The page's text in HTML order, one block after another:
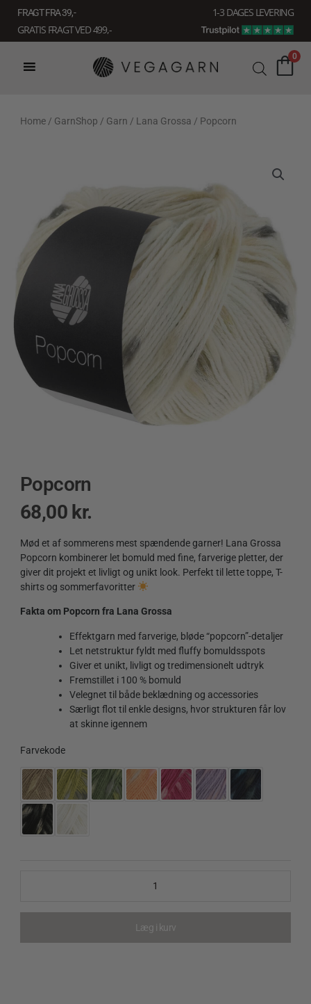
indholdet
FRAGT FRA 39, -
1-3 DAGES LEVERING
GRATIS FRAGT VED 499,-
0
Home / GarnShop / Garn / Lana Grossa / Popcorn
Popcorn
68,00 kr.
Mød et af sommerens mest spændende garner! Lana Grossa
Popcorn kombinerer let bomuld med fine, farverige pletter, der
giver dit projekt et livligt og unikt look. Perfekt til lette toppe, T-
shirts og sommerfavoritter
Fakta om Popcorn fra Lana Grossa
Effektgarn med farverige, bløde “popcorn”-detaljer
Let netstruktur fyldt med fluffy bomuldsspots
Giver et unikt, livligt og tredimensionelt udtryk
Fremstillet i 100 % bomuld
Velegnet til både beklædning og accessories
Særligt flot til enkle designs, hvor strukturen får lov
at skinne igennem
Farvekode
Popcorn
quantity
Læg i kurv